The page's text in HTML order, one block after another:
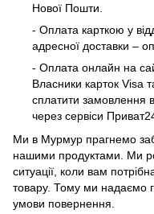
Нової Пошти.
- Оплата карткою у
адресної доставки –
- Оплата онлайн на
Власники карток Visa
сплатити замовлення
через сервіси
Ми в Мурмур прагнемо
нашими продуктами. Ми
ситуації, коли вам
товару. Тому ми надаємо
умови повернення.